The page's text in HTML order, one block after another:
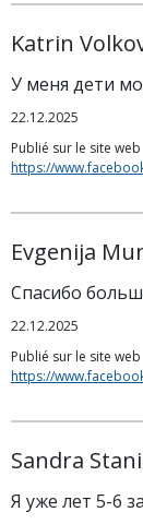
Katrin
У меня дети
22.12.2025
Publié sur le site web
https://
Evgenija
Спасибо
22.12.2025
Publié sur le site web
https://
Sandra
Я уже лет 5-6